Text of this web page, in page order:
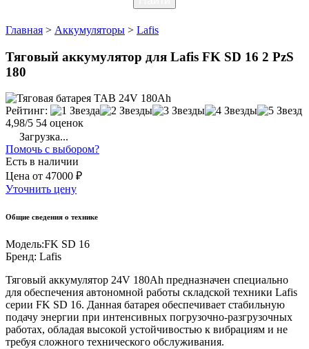
Главная > Аккумуляторы > Lafis
Тяговый аккумулятор для Lafis FK SD 16 2 PzS
180
Рейтинг:
4,98/5 54 оценок
Загрузка...
Помочь с выбором?
Есть в наличии
Цена от 47000 ₽
Уточнить цену
Общие сведения о технике
Модель:FK SD 16
Бренд: Lafis
Тяговый аккумулятор 24V 180Ah предназначен специально
для обеспечения автономной работы складской техники Lafis
серии FK SD 16. Данная батарея обеспечивает стабильную
подачу энергии при интенсивных погрузочно-разгрузочных
работах, обладая высокой устойчивостью к вибрациям и не
требуя сложного технического обслуживания.